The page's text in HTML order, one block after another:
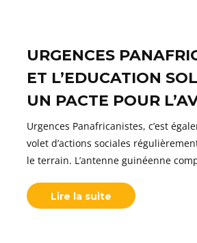
URGENCES
ET L’EDUCATION
UN PACTE POUR
Urgences Panafricanistes, c’est
volet d’actions sociales
le terrain. L’antenne guinéenne
Lire la suite